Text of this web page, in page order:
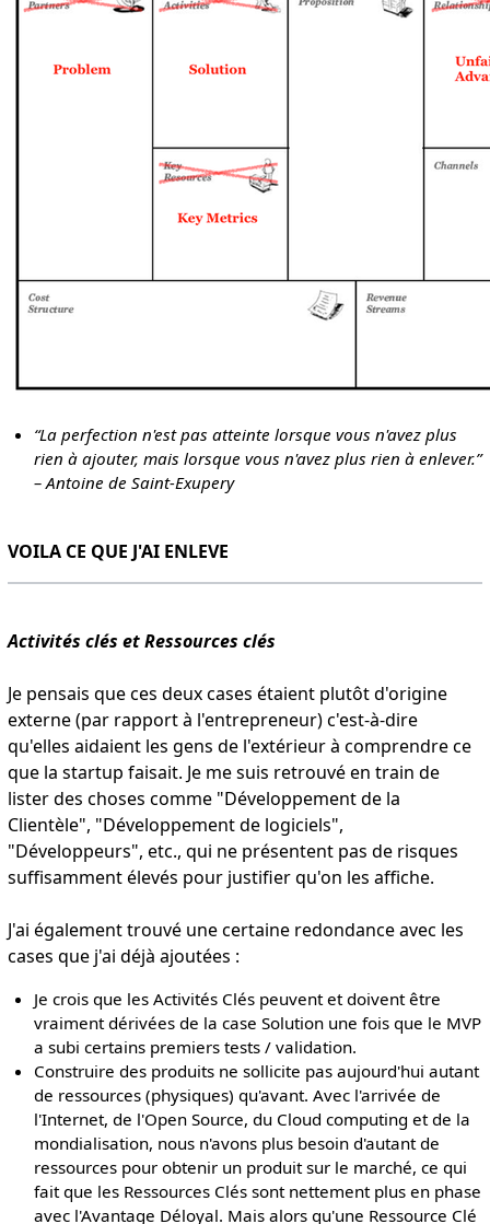
“La perfection n'est pas atteinte lorsque vous n'avez plus
rien à ajouter, mais lorsque vous n'avez plus rien à enlever.”
– Antoine de Saint-Exupery
VOILA CE QUE J'AI ENLEVE
Activités clés et Ressources clés
Je pensais que ces deux cases étaient plutôt d'origine
externe (par rapport à l'entrepreneur) c'est-à-dire
qu'elles aidaient les gens de l'extérieur à comprendre ce
que la startup faisait. Je me suis retrouvé en train de
lister des choses comme "Développement de la
Clientèle", "Développement de logiciels",
"Développeurs", etc., qui ne présentent pas de risques
suffisamment élevés pour justifier qu'on les affiche.
J'ai également trouvé une certaine redondance avec les
cases que j'ai déjà ajoutées :
Je crois que les Activités Clés peuvent et doivent être
vraiment dérivées de la case Solution une fois que le MVP
a subi certains premiers tests / validation.
Construire des produits ne sollicite pas aujourd'hui autant
de ressources (physiques) qu'avant. Avec l'arrivée de
l'Internet, de l'Open Source, du Cloud computing et de la
mondialisation, nous n'avons plus besoin d'autant de
ressources pour obtenir un produit sur le marché, ce qui
fait que les Ressources Clés sont nettement plus en phase
avec l'Avantage Déloyal. Mais alors qu'une Ressource Clé